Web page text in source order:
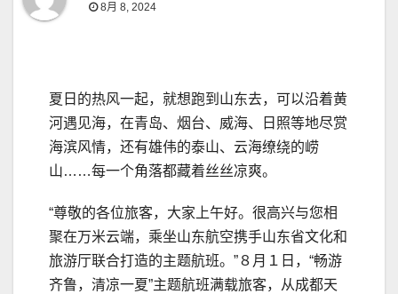
8月 8, 2024
夏日的热风一起，就想跑到山东去，可以沿着黄
河遇见海，在青岛、烟台、威海、日照等地尽赏
海滨风情，还有雄伟的泰山、云海缭绕的崂
山……每一个角落都藏着丝丝凉爽。
“尊敬的各位旅客，大家上午好。很高兴与您相
聚在万米云端，乘坐山东航空携手山东省文化和
旅游厅联合打造的主题航班。”８月１日，“畅游
齐鲁，清凉一夏”主题航班满载旅客，从成都天